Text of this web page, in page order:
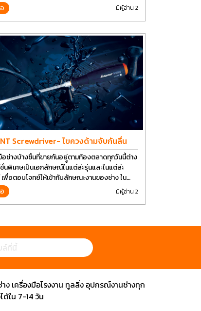
มีผู้อ่าน 2
Screwdriver- ไขควงด้ามจับกันลื่น
อช่างบ้างชิ้นที่ขายกันอยุู่ตามท้องตลาดทุกวันนี้ต่าง
นพิเศษเป็นเอกลักษณ์ในแต่ล่ะรุ่นและในแต่ล่ะ
พื่อตอบโจทย์ให้เข้ากับลักษณะงานของช่าง ใน
ราใช้งานอุปกรณ์ช่างพื้นฐานอย่างไขควงกันในงาน
เภททำให้มีการปรับเปลี่ยนรูปแบบ
มีผู้อ่าน 2
เครื่องมือโรงงาน ทูลลิ่ง อุปกรณ์งานช่างทุก
ใน 7-14 วัน